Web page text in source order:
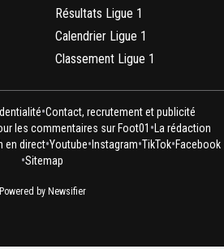
Résultats Ligue 1
Calendrier Ligue 1
Classement Ligue 1
•Contact, recrutement et publicité
les commentaires sur Foot01 •La rédaction
en direct•Youtube• Instagram•TikTok•Facebook
•Sitemap
Powered by Newsifier